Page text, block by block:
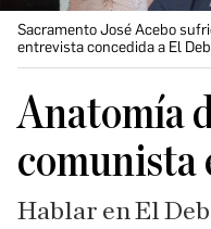
Sacramento José Acebo
entrevista concedida a El
Anatomía
comunista
Hablar en El